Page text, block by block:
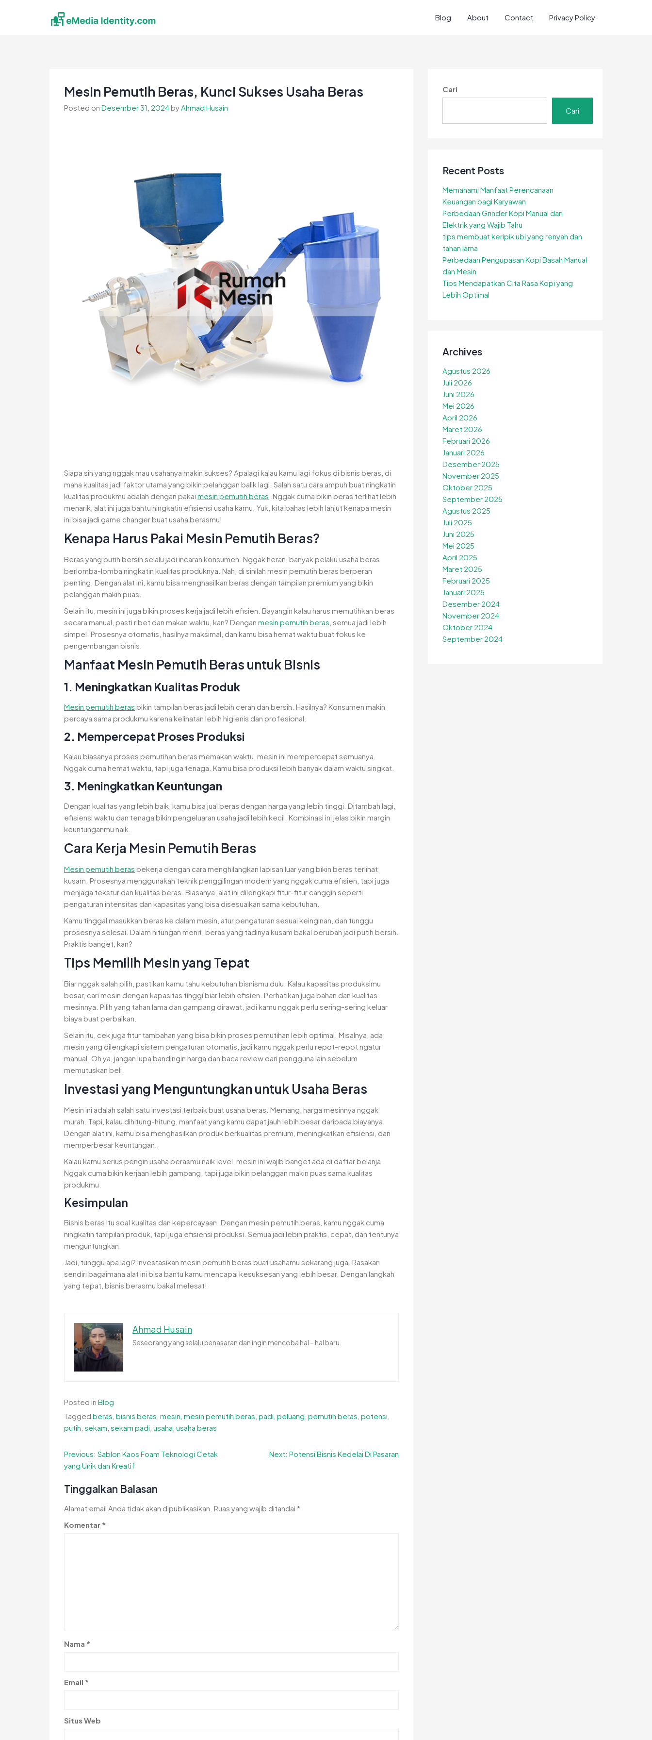
Blog About Contact Privacy Policy
Mesin Pemutih Beras, Kunci Sukses Usaha Beras
Posted on Desember 31, 2024byAhmad Husain
Siapa sih yang nggak mau usahanya makin sukses? Apalagi kalau kamu lagi fokus di bisnis beras, di
mana kualitas jadi faktor utama yang bikin pelanggan balik lagi. Salah satu cara ampuh buat ningkatin
kualitas produkmu adalah dengan pakai mesin pemutih beras . Nggak cuma bikin beras terlihat lebih
menarik, alat ini juga bantu ningkatin efisiensi usaha kamu. Yuk, kita bahas lebih lanjut kenapa mesin
ini bisa jadi game changer buat usaha berasmu!
Kenapa Harus Pakai Mesin Pemutih Beras?
Beras yang putih bersih selalu jadi incaran konsumen. Nggak heran, banyak pelaku usaha beras
berlomba-lomba ningkatin kualitas produknya. Nah, di sinilah mesin pemutih beras berperan
penting. Dengan alat ini, kamu bisa menghasilkan beras dengan tampilan premium yang bikin
pelanggan makin puas.
Selain itu, mesin ini juga bikin proses kerja jadi lebih efisien. Bayangin kalau harus memutihkan beras
secara manual, pasti ribet dan makan waktu, kan? Dengan mesin pemutih beras , semua jadi lebih
simpel. Prosesnya otomatis, hasilnya maksimal, dan kamu bisa hemat waktu buat fokus ke
pengembangan bisnis.
Manfaat Mesin Pemutih Beras untuk Bisnis
1. Meningkatkan Kualitas Produk
Mesin pemutih beras bikin tampilan beras jadi lebih cerah dan bersih. Hasilnya? Konsumen makin
percaya sama produkmu karena kelihatan lebih higienis dan profesional.
2. Mempercepat Proses Produksi
Kalau biasanya proses pemutihan beras memakan waktu, mesin ini mempercepat semuanya.
Nggak cuma hemat waktu, tapi juga tenaga. Kamu bisa produksi lebih banyak dalam waktu singkat.
3. Meningkatkan Keuntungan
Dengan kualitas yang lebih baik, kamu bisa jual beras dengan harga yang lebih tinggi. Ditambah lagi,
efisiensi waktu dan tenaga bikin pengeluaran usaha jadi lebih kecil. Kombinasi ini jelas bikin margin
keuntunganmu naik.
Cara Kerja Mesin Pemutih Beras
Mesin pemutih beras bekerja dengan cara menghilangkan lapisan luar yang bikin beras terlihat
kusam. Prosesnya menggunakan teknik penggilingan modern yang nggak cuma efisien, tapi juga
menjaga tekstur dan kualitas beras. Biasanya, alat ini dilengkapi fitur-fitur canggih seperti
pengaturan intensitas dan kapasitas yang bisa disesuaikan sama kebutuhan.
Kamu tinggal masukkan beras ke dalam mesin, atur pengaturan sesuai keinginan, dan tunggu
prosesnya selesai. Dalam hitungan menit, beras yang tadinya kusam bakal berubah jadi putih bersih.
Praktis banget, kan?
Tips Memilih Mesin yang Tepat
Biar nggak salah pilih, pastikan kamu tahu kebutuhan bisnismu dulu. Kalau kapasitas produksimu
besar, cari mesin dengan kapasitas tinggi biar lebih efisien. Perhatikan juga bahan dan kualitas
mesinnya. Pilih yang tahan lama dan gampang dirawat, jadi kamu nggak perlu sering-sering keluar
biaya buat perbaikan.
Selain itu, cek juga fitur tambahan yang bisa bikin proses pemutihan lebih optimal. Misalnya, ada
mesin yang dilengkapi sistem pengaturan otomatis, jadi kamu nggak perlu repot-repot ngatur
manual. Oh ya, jangan lupa bandingin harga dan baca review dari pengguna lain sebelum
memutuskan beli.
Investasi yang Menguntungkan untuk Usaha Beras
Mesin ini adalah salah satu investasi terbaik buat usaha beras. Memang, harga mesinnya nggak
murah. Tapi, kalau dihitung-hitung, manfaat yang kamu dapat jauh lebih besar daripada biayanya.
Dengan alat ini, kamu bisa menghasilkan produk berkualitas premium, meningkatkan efisiensi, dan
memperbesar keuntungan.
Kalau kamu serius pengin usaha berasmu naik level, mesin ini wajib banget ada di daftar belanja.
Nggak cuma bikin kerjaan lebih gampang, tapi juga bikin pelanggan makin puas sama kualitas
produkmu.
Kesimpulan
Bisnis beras itu soal kualitas dan kepercayaan. Dengan mesin pemutih beras, kamu nggak cuma
ningkatin tampilan produk, tapi juga efisiensi produksi. Semua jadi lebih praktis, cepat, dan tentunya
menguntungkan.
Jadi, tunggu apa lagi? Investasikan mesin pemutih beras buat usahamu sekarang juga. Rasakan
sendiri bagaimana alat ini bisa bantu kamu mencapai kesuksesan yang lebih besar. Dengan langkah
yang tepat, bisnis berasmu bakal melesat!
Ahmad Husain
Seseorang yang selalu penasaran dan ingin mencoba hal – hal baru.
Posted in Blog
Tagged beras bisnis beras mesin mesin pemutih beras padi peluang pemutih beras potensi
putih sekam sekam padi usaha usaha beras
Navigasi
pos
Previous: Sablon Kaos Foam Teknologi Cetak
yang Unik dan Kreatif
Next: Potensi Bisnis Kedelai Di Pasaran
Tinggalkan Balasan
Alamat email Anda tidak akan dipublikasikan. Ruas yang wajib ditandai *
Komentar *
Nama *
Email *
Situs Web
Cari
Cari
Recent Posts
Memahami Manfaat Perencanaan
Keuangan bagi Karyawan
Perbedaan Grinder Kopi Manual dan
Elektrik yang Wajib Tahu
tips membuat keripik ubi yang renyah dan
tahan lama
Perbedaan Pengupasan Kopi Basah Manual
dan Mesin
Tips Mendapatkan Cita Rasa Kopi yang
Lebih Optimal
Archives
Agustus 2026
Juli 2026
Juni 2026
Mei 2026
April 2026
Maret 2026
Februari 2026
Januari 2026
Desember 2025
November 2025
Oktober 2025
September 2025
Agustus 2025
Juli 2025
Juni 2025
Mei 2025
April 2025
Maret 2025
Februari 2025
Januari 2025
Desember 2024
November 2024
Oktober 2024
September 2024